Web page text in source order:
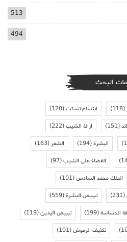
513
494
البحث
(118) ابتسام تسكت(120)
(151) ازالة الشيب(222)
البشرة(194) الشعر(163)
القضاء على الشيب(97)
الملك محمد السادس(101)
(231) تبييض البشرة(559)
الحساسة(199) تبييض اليدين(119)
تكثيف الرموش(101)